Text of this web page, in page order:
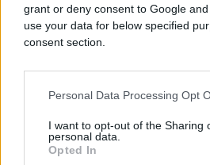
grant or deny consent to Google
use your data for below specified
consent section.
Personal Data Processing Opt
I want to opt-out of the Sharing
personal data.
Opted In
dove, na platou Ajvatovice bit
program manifestacije.
Ne zna se pouzdano kada je
održan, ali se zna da je
Ajvaz-dedi, islamskom
15. vijeku u Bosnu došao s